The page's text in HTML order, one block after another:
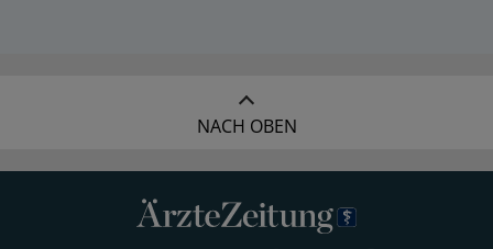
NACH OBEN